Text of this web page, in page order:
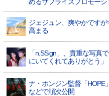
めるサプライズプロモーシ
ジェジュン、爽やかです
高まる
「n.SSign」、貴重な写
にいてくれてありがとう」
ナ・ホンジン監督「
などで順次公開